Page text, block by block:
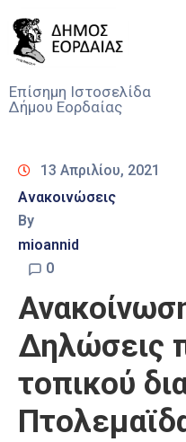
Επίσημη Ιστοσελίδα
Δήμου Εορδαίας
Νέα
Υπηρεσίες
Του
Δήμου
Προσκλήσεις
Αποφάσεις
Τηλέφωνα
Καιρός
13 Απριλίου, 2021
Ανακοινώσεις
By
mioannid
0
Δηλώσεις
τοπικού